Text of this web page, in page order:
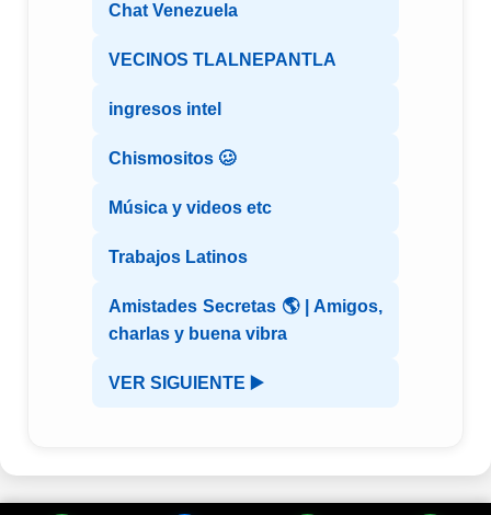
Chat Venezuela
VECINOS TLALNEPANTLA
ingresos intel
Chismositos 🥴
Música y videos etc
Trabajos Latinos
Amistades Secretas 🌎 | Amigos,
charlas y buena vibra
VER SIGUIENTE ▶️